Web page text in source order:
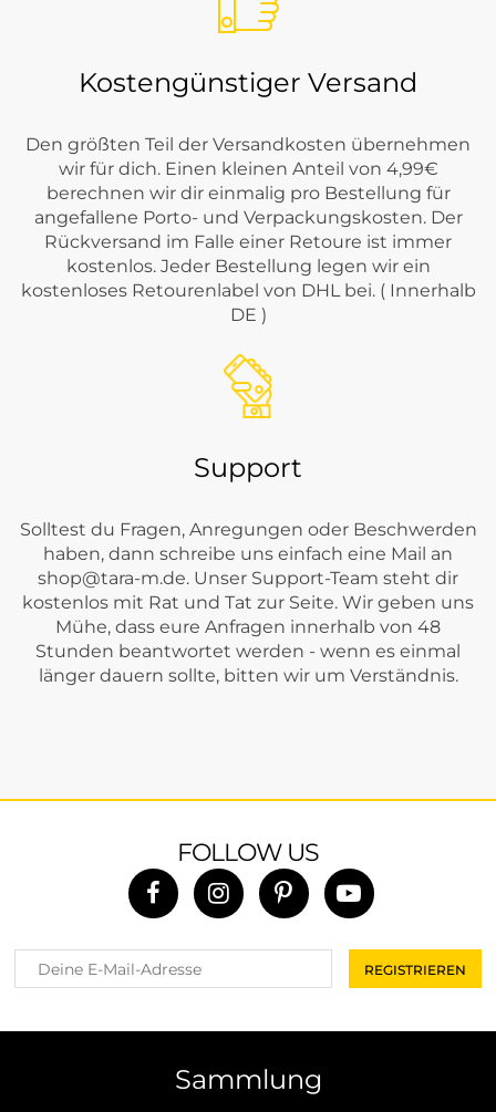
Kostengünstiger Versand
Den größten Teil der Versandkosten übernehmen
wir für dich. Einen kleinen Anteil von 4,99€
berechnen wir dir einmalig pro Bestellung für
angefallene Porto- und Verpackungskosten. Der
Rückversand im Falle einer Retoure ist immer
kostenlos. Jeder Bestellung legen wir ein
kostenloses Retourenlabel von DHL bei. ( Innerhalb
DE )
Support
Solltest du Fragen, Anregungen oder Beschwerden
haben, dann schreibe uns einfach eine Mail an
shop@tara-m.de. Unser Support-Team steht dir
kostenlos mit Rat und Tat zur Seite. Wir geben uns
Mühe, dass eure Anfragen innerhalb von 48
Stunden beantwortet werden - wenn es einmal
länger dauern sollte, bitten wir um Verständnis.
FOLLOW US
Sammlung